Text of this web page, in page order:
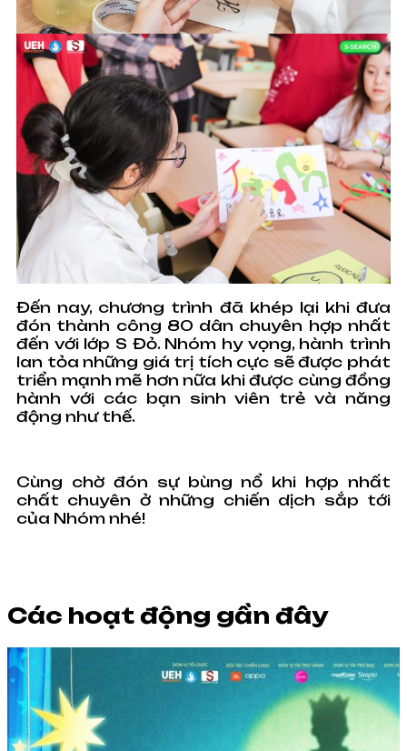
Đến nay, chương trình đã khép lại khi đưa
đón thành công 80 dân chuyên hợp nhất
đến với lớp S Đỏ. Nhóm hy vọng, hành trình
lan tỏa những giá trị tích cực sẽ được phát
triển mạnh mẽ hơn nữa khi được cùng đồng
hành với các bạn sinh viên trẻ và năng
động như thế.
Cùng chờ đón sự bùng nổ khi hợp nhất
chất chuyên ở những chiến dịch sắp tới
của Nhóm nhé!
Các hoạt động gần đây